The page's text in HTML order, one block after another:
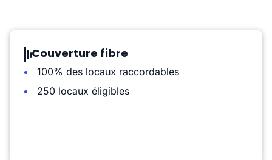
Couverture fibre
100% des locaux raccordables
250 locaux éligibles